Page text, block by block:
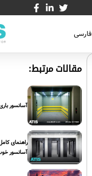
فارسی
مقالات مرتبط:
آسانسور
راهنمای
آسانسور